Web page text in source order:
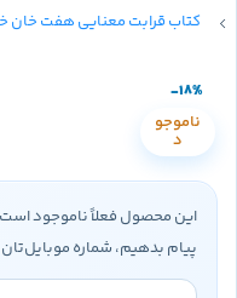
کتاب قرابت معنایی هفت خان
-18%
ناموجو
د
این محصول فعلاً ناموجود
پیام بدهیم، شماره موبایل‌تان